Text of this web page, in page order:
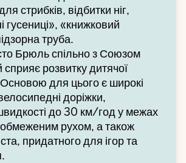
стрибків, відбитки ніг,
гусениці», «книжковий
труба.
Брюль спільно з Союзом
сприяє розвитку дитячої
Основою для цього є широкі
доріжки,
до 30 км/год у межах
обмеженим рухом, а також
придатного для ігор та